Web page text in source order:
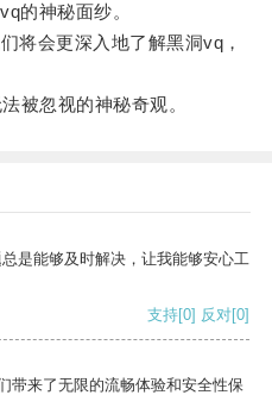
的神秘面纱。
会更深入地了解黑洞vq，
忽视的神秘奇观。
是能够及时解决，让我能够安心工
支持[0] 反对[0]
带来了无限的流畅体验和安全性保